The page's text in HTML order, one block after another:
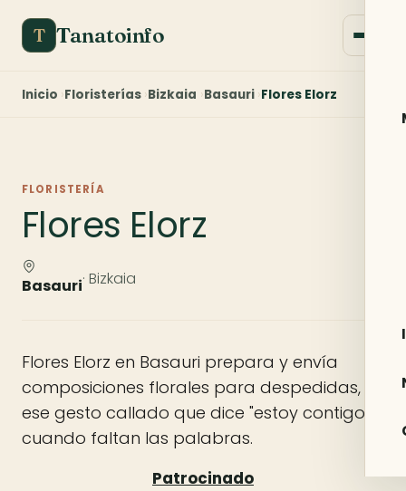
T Tanatoinfo
Inicio Floristerías Bizkaia Basauri Flores Elorz
FLORISTERÍA
Flores Elorz
Basauri· Bizkaia
Flores Elorz en Basauri prepara y envía
composiciones florales para despedidas,
ese gesto callado que dice "estoy contigo"
cuando faltan las palabras.